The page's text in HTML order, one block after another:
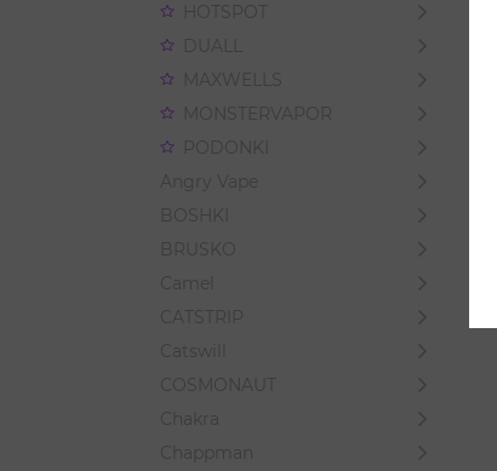
HOTSPOT
MAXWELLS
MONSTERVAPOR
PODONKI
Angry Vape
BOSHKI
BRUSKO
Camel
CATSTRIP
COSMONAUT
Chappman